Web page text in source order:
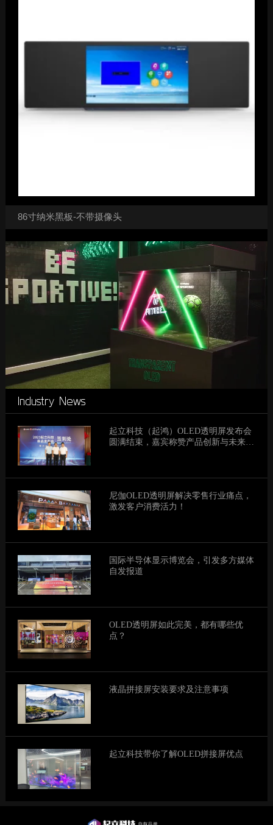
86寸纳米黑板-不带摄像头
Industry News
起立科技（起鸿）OLED透明屏发布会
圆满结束，嘉宾称赞产品创新与未来愿
尼伽OLED透明屏解决零售行业痛点，
激发客户消费活力！
国际半导体显示博览会，引发多方媒体
自发报道
OLED透明屏如此完美，都有哪些优
点？
液晶拼接屏安装要求及注意事项
起立科技带你了解OLED拼接屏优点